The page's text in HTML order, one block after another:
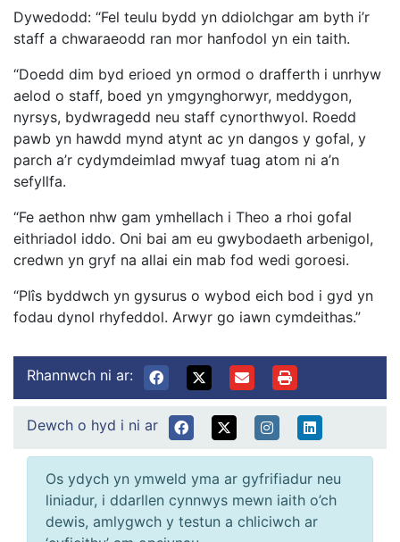
Dywedodd: “Fel teulu bydd yn ddiolchgar am byth i’r
staff a chwaraeodd ran mor hanfodol yn ein taith.
“Doedd dim byd erioed yn ormod o drafferth i unrhyw
aelod o staff, boed yn ymgynghorwyr, meddygon,
nyrsys, bydwragedd neu staff cynorthwyol. Roedd
pawb yn hawdd mynd atynt ac yn dangos y gofal, y
parch a’r cydymdeimlad mwyaf tuag atom ni a’n
sefyllfa.
“Fe aethon nhw gam ymhellach i Theo a rhoi gofal
eithriadol iddo. Oni bai am eu gwybodaeth arbenigol,
credwn yn gryf na allai ein mab fod wedi goroesi.
“Plîs byddwch yn gysurus o wybod eich bod i gyd yn
fodau dynol rhyfeddol. Arwyr go iawn cymdeithas.”
Rhannwch ni ar:
Dewch o hyd i ni ar
Os ydych yn ymweld yma ar gyfrifiadur neu
liniadur, i ddarllen cynnwys mewn iaith o’ch
dewis, amlygwch y testun a chliciwch ar